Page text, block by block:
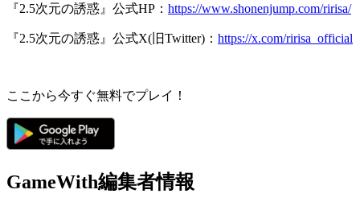
『2.5次元の誘惑』公式HP： https://www.shonenjump.com/ririsa/
『2.5次元の誘惑』公式X(旧Twitter)： https://x.com/ririsa_official
ここから今すぐ無料でプレイ！
GameWith編集者情報